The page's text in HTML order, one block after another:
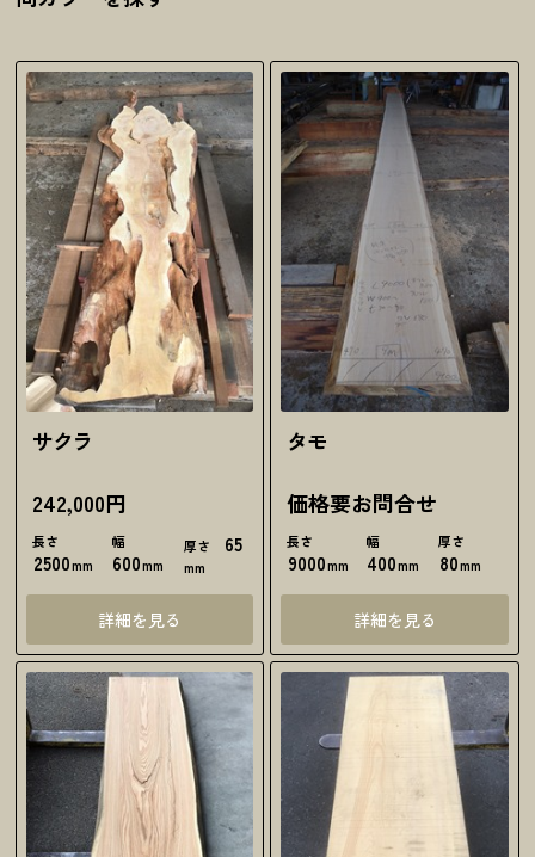
サクラ
242,000円
長さ
2500mm
幅
600mm
厚さ 65
mm
詳細を見る
タモ
価格要お問合せ
長さ
9000mm
幅
400mm
厚さ
80mm
詳細を見る